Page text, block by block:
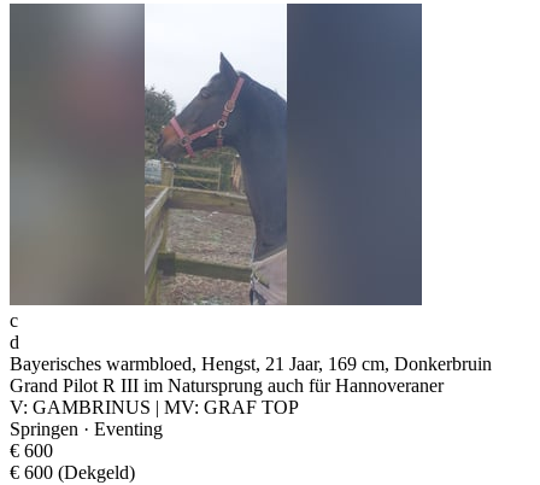
c
d
Bayerisches warmbloed, Hengst, 21 Jaar, 169 cm, Donkerbruin
Grand Pilot R III im Natursprung auch für Hannoveraner
V: GAMBRINUS | MV: GRAF TOP
Springen · Eventing
€ 600
€ 600 (Dekgeld)